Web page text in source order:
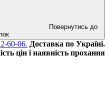
Повернутись до
60-06. Доставка по Україні.
цін і наявність прохання